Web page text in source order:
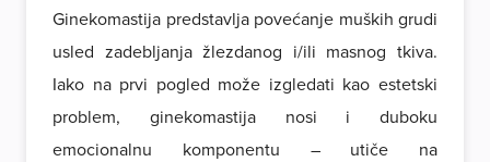
Ginekomastija predstavlja povećanje muških grudi
usled zadebljanja žlezdanog i/ili masnog tkiva.
Iako na prvi pogled može izgledati kao estetski
problem, ginekomastija nosi i duboku
emocionalnu komponentu – utiče na